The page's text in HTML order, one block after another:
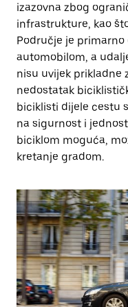
izazovna zbog
infrastrukture, kao
Područje je primarno
automobilom, a
nisu uvijek prikladne
nedostatak
biciklisti dijele cestu
na sigurnost i
biciklom moguća,
kretanje gradom.